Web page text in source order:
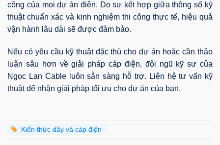
công của mọi dự án điện. Do sự kết hợp giữa thông số kỹ
thuật chuẩn xác và kinh nghiệm thi công thực tế, hiệu quả
vận hành lâu dài sẽ được đảm bảo.
Nếu có yêu cầu kỹ thuật đặc thù cho dự án hoặc cần thảo
luận sâu hơn về giải pháp cáp điện, đội ngũ kỹ sư của
Ngoc Lan Cable luôn sẵn sàng hỗ trợ. Liên hệ tư vấn kỹ
thuật để nhận giải pháp tối ưu cho dự án của bạn.
Kiến thức dây và cáp điện